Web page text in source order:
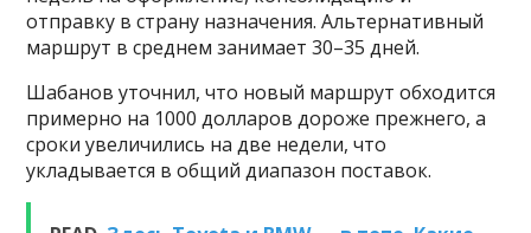
отправку в страну назначения. Альтернативный
маршрут в среднем занимает 30–35 дней.
Шабанов уточнил, что новый маршрут обходится
примерно на 1000 долларов дороже прежнего, а
сроки увеличились на две недели, что
укладывается в общий диапазон поставок.